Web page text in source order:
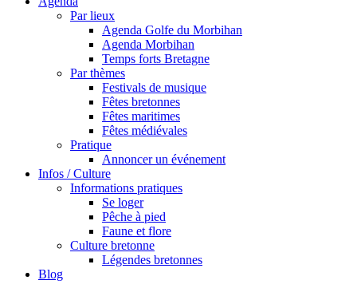
Par lieux
Agenda Golfe du Morbihan
Agenda Morbihan
Temps forts Bretagne
Par thèmes
Festivals de musique
Fêtes bretonnes
Fêtes maritimes
Fêtes médiévales
Pratique
Annoncer un événement
Infos / Culture
Informations pratiques
Se loger
Pêche à pied
Faune et flore
Culture bretonne
Légendes bretonnes
Blog